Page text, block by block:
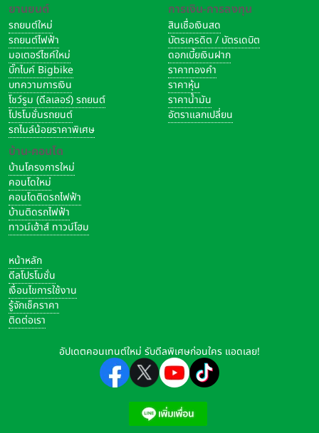
ยานยนต์
รถยนต์ใหม่
รถยนต์ไฟฟ้า
มอเตอร์ไซค์ใหม่
บิ๊กไบค์ Bigbike
บทความการเงิน
โชว์รูม (ดีลเลอร์) รถยนต์
โปรโมชั่นรถยนต์
รถไมล์น้อยราคาพิเศษ
บ้าน-คอนโด
บ้านโครงการใหม่
คอนโดใหม่
คอนโดติดรถไฟฟ้า
บ้านติดรถไฟฟ้า
ทาวน์เฮ้าส์ ทาวน์โฮม
การเงิน-การลงทุน
สินเชื่อเงินสด
บัตรเครดิต / บัตรเดบิต
ดอกเบี้ยเงินฝาก
ราคาทองคำ
ราคาหุ้น
ราคาน้ำมัน
อัตราแลกเปลี่ยน
หน้าหลัก
ดีลโปรโมชั่น
เงื่อนไขการใช้งาน
รู้จักเช็คราคา
ติดต่อเรา
อัปเดตคอนเทนต์ใหม่ รับดีลพิเศษก่อนใคร แอดเลย!